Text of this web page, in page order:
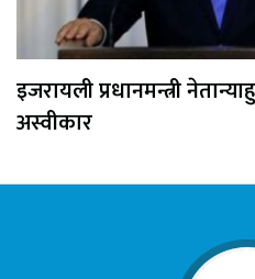
इजरायली प्रधानमन्त्री
अस्वीकार